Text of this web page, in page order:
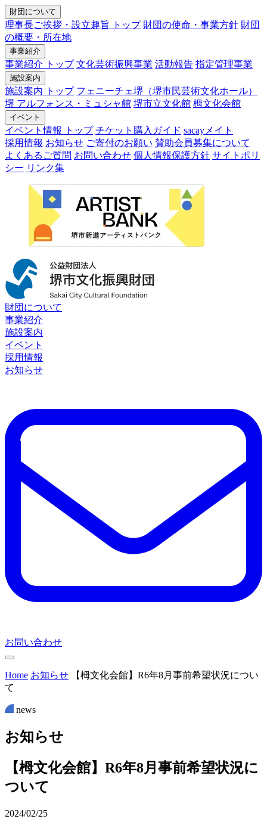
財団について
理事長ご挨拶・設立趣旨 トップ 財団の使命・事業方針 財団
の概要・所在地
事業紹介
事業紹介 トップ 文化芸術振興事業 活動報告 指定管理事業
施設案内
施設案内 トップ フェニーチェ堺（堺市民芸術文化ホール）
堺 アルフォンス・ミュシャ館 堺市立文化館 栂文化会館
イベント
イベント情報 トップ チケット購入ガイド sacayメイト
採用情報 お知らせ ご寄付のお願い 賛助会員募集について
よくあるご質問 お問い合わせ 個人情報保護方針 サイトポリ
シー リンク集
財団について
事業紹介
施設案内
イベント
採用情報
お知らせ
お問い合わせ
Home お知らせ
【栂文化会館】R6年8月事前希望状況につい
て
news
お知らせ
【栂文化会館】R6年8月事前希望状況に
ついて
2024/02/25